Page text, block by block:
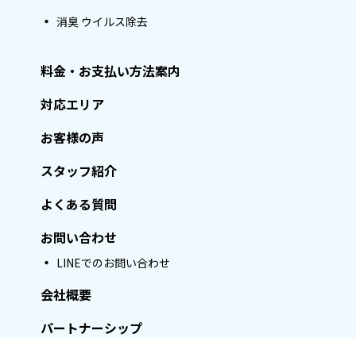
消臭 ウイルス除去
料金・お支払い方法案内
対応エリア
お客様の声
スタッフ紹介
よくある質問
お問い合わせ
LINEでのお問い合わせ
会社概要
パートナーシップ